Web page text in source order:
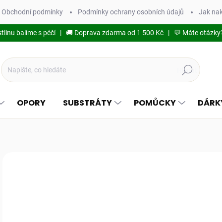
Obchodní podmínky Podmínky ochrany osobních údajů Jak
balíme s péčí | 🚚 Doprava zdarma od 1 500 Kč | 💬 Máte
Hledat
OPORY SUBSTRÁTY POMŮCKY